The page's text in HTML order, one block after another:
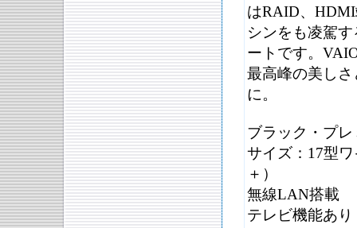
はRAID、
シンをも凌駕
ートです。
最高峰の美し
に。
ブラック・プ
サイズ：17型
＋）
無線LAN搭載
テレビ機能あ